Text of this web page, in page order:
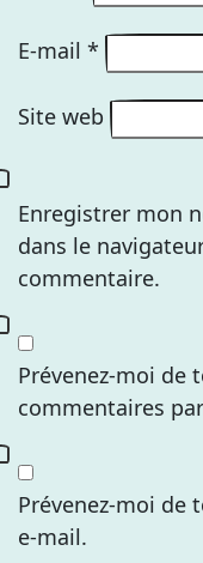
E-mail *
Site web
Enregistrer mon
dans le
commentaire.
Prévenez-moi de
commentaires
Prévenez-moi de
e-mail.